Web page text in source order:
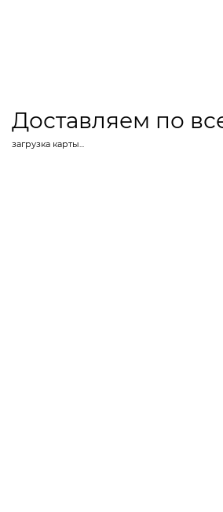
Доставляем по
загрузка карты...